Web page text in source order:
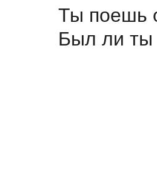
Ты поешь
Был ли ты